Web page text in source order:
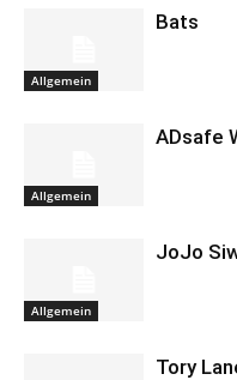
Allgemein
Bats
Allgemein
ADsafe
Allgemein
JoJo
Tory